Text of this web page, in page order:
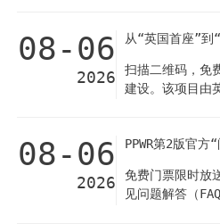
控，开发虚拟全
从“英国首座”到
08-06
2026
扫描二维码，免
建设。该项目由
超市包装膜、塑
PPWR第2版官
08-06
2026
免费门票限时放
见问题解答（